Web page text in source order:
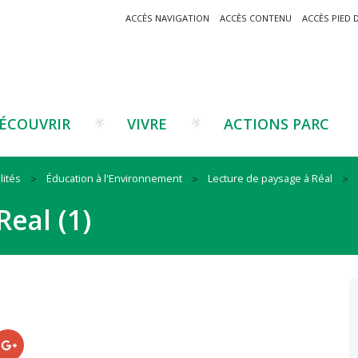
ACCÈS NAVIGATION ACCÈS CONTENU ACCÈS PIED
Patrimoine montagnard
Traditions catalanes
Musées et sites
VIVRE
projet ?
marque Valeurs Parc
ACTIONS PARC
Tourisme
Agriculture
Forêt-bois
Éducation à l'Environnement Lecture de paysage à Réal
(1)